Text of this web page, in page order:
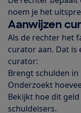
noem je het
Aanwijzen
Als de rechter het
curator aan. Dat is
curator:
Brengt schulden in
Onderzoekt
Bekijkt hoe dit
schuldeisers.